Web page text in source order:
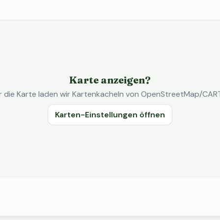
Karte anzeigen?
die Karte laden wir Kartenkacheln von OpenStreetMap/
Karten-Einstellungen öffnen